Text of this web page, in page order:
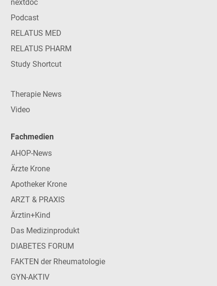
nextdoc
Podcast
RELATUS MED
RELATUS PHARM
Study Shortcut
Therapie News
Video
Fachmedien
AHOP-News
Ärzte Krone
Apotheker Krone
ARZT & PRAXIS
Ärztin+Kind
Das Medizinprodukt
DIABETES FORUM
FAKTEN der Rheumatologie
GYN-AKTIV